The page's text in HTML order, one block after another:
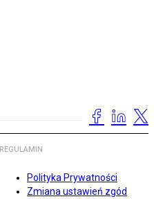
REGULAMIN
Polityka Prywatności
Zmiana ustawień zgód